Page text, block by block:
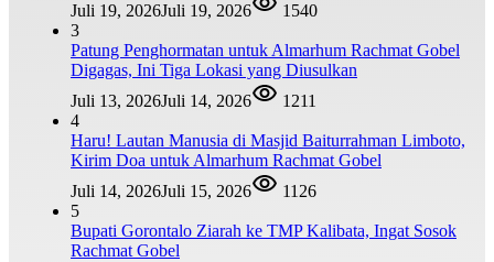
Juli 19, 2026Juli 19, 2026
1540
3
Patung Penghormatan untuk Almarhum Rachmat Gobel
Digagas, Ini Tiga Lokasi yang Diusulkan
Juli 13, 2026Juli 14, 2026
1211
4
Haru! Lautan Manusia di Masjid Baiturrahman Limboto,
Kirim Doa untuk Almarhum Rachmat Gobel
Juli 14, 2026Juli 15, 2026
1126
5
Bupati Gorontalo Ziarah ke TMP Kalibata, Ingat Sosok
Rachmat Gobel